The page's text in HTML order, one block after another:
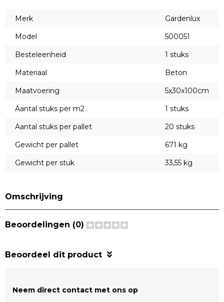
Merk
Gardenlux
Model
500051
Besteleenheid
1 stuks
Materiaal
Beton
Maatvoering
5x30x100cm
Aantal stuks per m2
1 stuks
Aantal stuks per pallet
20 stuks
Gewicht per pallet
671 kg
Gewicht per stuk
33,55 kg
Omschrijving
Beoordelingen (0)
Beoordeel dit product
Neem direct contact met ons op